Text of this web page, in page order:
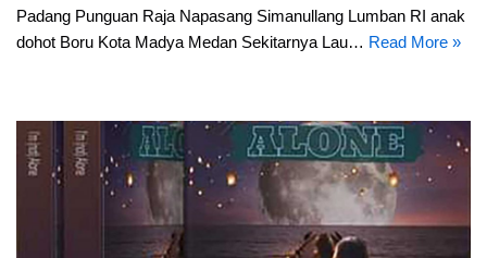
Padang Punguan Raja Napasang Simanullang Lumban RI anak
dohot Boru Kota Madya Medan Sekitarnya Lau… Read More »